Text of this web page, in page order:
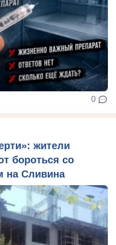
0
жители
бороться со
на Сливина